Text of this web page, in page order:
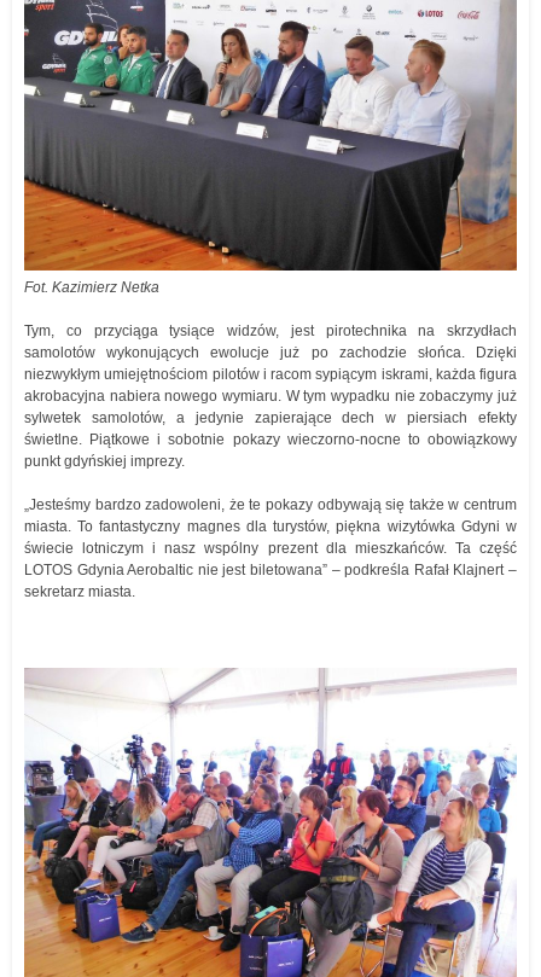
Fot. Kazimierz Netka
Tym, co przyciąga tysiące widzów, jest pirotechnika na skrzydłach
samolotów wykonujących ewolucje już po zachodzie słońca. Dzięki
niezwykłym umiejętnościom pilotów i racom sypiącym iskrami, każda figura
akrobacyjna nabiera nowego wymiaru. W tym wypadku nie zobaczymy już
sylwetek samolotów, a jedynie zapierające dech w piersiach efekty
świetlne. Piątkowe i sobotnie pokazy wieczorno-nocne to obowiązkowy
punkt gdyńskiej imprezy.
„Jesteśmy bardzo zadowoleni, że te pokazy odbywają się także w centrum
miasta. To fantastyczny magnes dla turystów, piękna wizytówka Gdyni w
świecie lotniczym i nasz wspólny prezent dla mieszkańców. Ta część
LOTOS Gdynia Aerobaltic nie jest biletowana” – podkreśla Rafał Klajnert –
sekretarz miasta.